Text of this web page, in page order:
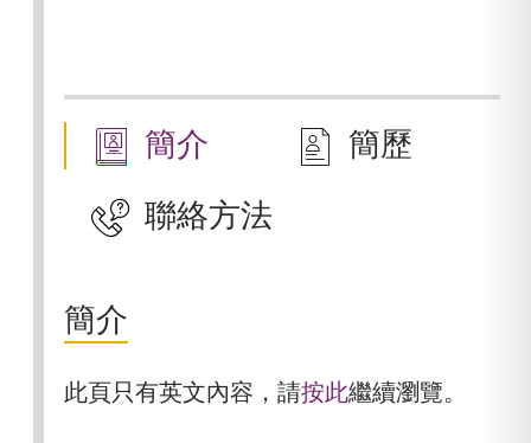
簡介
簡歷
聯絡方法
簡介
此頁只有英文內容，請按此繼續瀏覽。